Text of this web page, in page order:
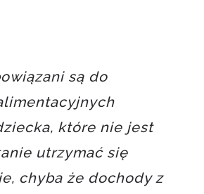
są do
które nie jest
utrzymać się
chyba że dochody z